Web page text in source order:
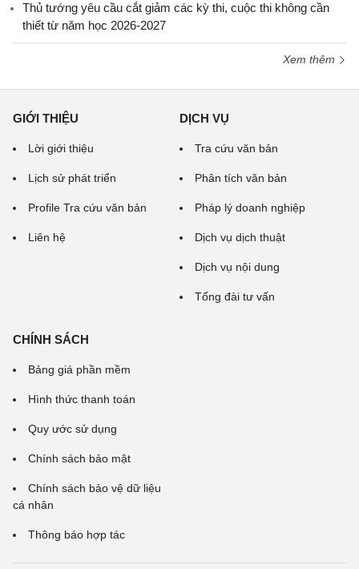
Thủ tướng yêu cầu cắt giảm các kỳ thi, cuộc thi không cần
thiết từ năm học 2026-2027
Xem thêm
GIỚI THIỆU
Lời giới thiệu
Lịch sử phát triển
Profile Tra cứu văn bản
Liên hệ
DỊCH VỤ
Tra cứu văn bản
Phân tích văn bản
Pháp lý doanh nghiệp
Dịch vụ dịch thuật
Dịch vụ nội dung
Tổng đài tư vấn
CHÍNH SÁCH
Bảng giá phần mềm
Hình thức thanh toán
Quy ước sử dụng
Chính sách bảo mật
Chính sách bảo vệ dữ liệu
cá nhân
Thông báo hợp tác